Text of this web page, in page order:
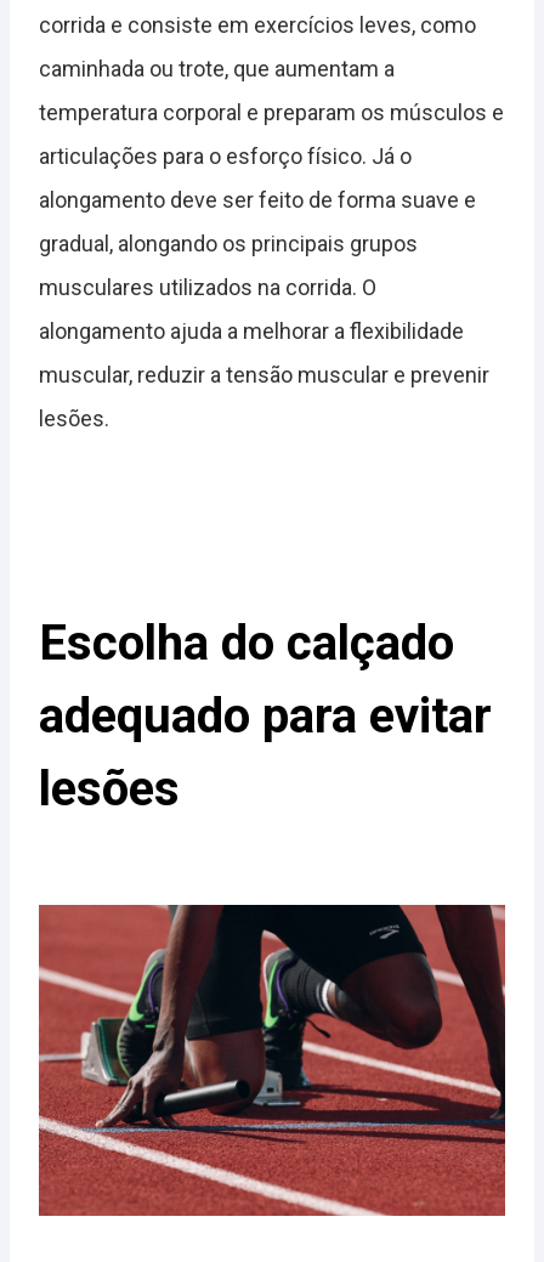
corrida e consiste em exercícios leves, como
caminhada ou trote, que aumentam a
temperatura corporal e preparam os músculos e
articulações para o esforço físico. Já o
alongamento deve ser feito de forma suave e
gradual, alongando os principais grupos
musculares utilizados na corrida. O
alongamento ajuda a melhorar a flexibilidade
muscular, reduzir a tensão muscular e prevenir
lesões.
Escolha do calçado
adequado para evitar
lesões